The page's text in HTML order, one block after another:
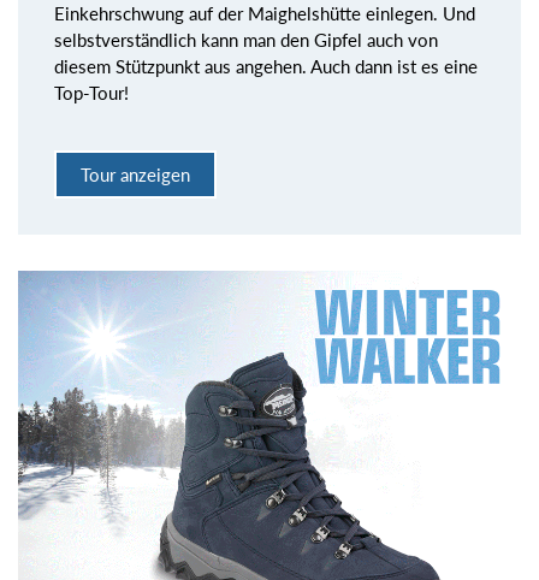
Einkehrschwung auf der Maighelshütte einlegen. Und
selbstverständlich kann man den Gipfel auch von
diesem Stützpunkt aus angehen. Auch dann ist es eine
Top-Tour!
Tour anzeigen